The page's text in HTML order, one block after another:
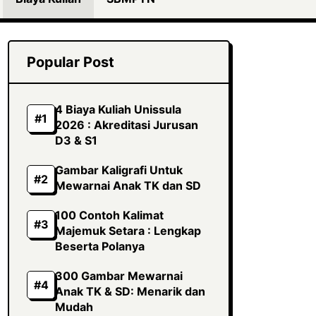
Popular Post
4 Biaya Kuliah Unissula
2026 : Akreditasi Jurusan
D3 & S1
Gambar Kaligrafi Untuk
Mewarnai Anak TK dan SD
100 Contoh Kalimat
Majemuk Setara : Lengkap
Beserta Polanya
300 Gambar Mewarnai
Anak TK & SD: Menarik dan
Mudah